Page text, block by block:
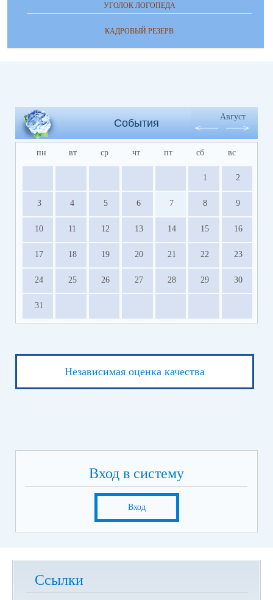
УГОЛОК ЛОГОПЕДА
КАДРОВЫЙ РЕЗЕРВ
События
Август
пн вт ср чт пт сб вс
1 2
3 4 5 6 7 8 9
10 11 12 13 14 15 16
17 18 19 20 21 22 23
24 25 26 27 28 29 30
31
Независимая оценка качества
Вход в систему
Вход
Ссылки